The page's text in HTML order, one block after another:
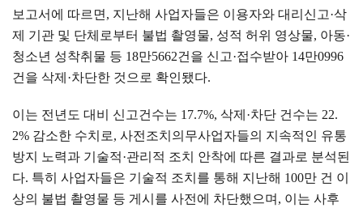
보고서에 따르면 , 지난해 사업자들은 이용자와 대리신고·삭
제 기관 및 단체로부터 불법 촬영물, 성적 허위 영상물, 아동·
청소년 성착취물 등 18만5662건을 신고·접수받아 14만0996
건을 삭제 ·차단한 것으로 확인됐다.
이는 전년도 대비 신고건수는 17.7%, 삭제 ·차단 건수는 22.
2% 감소한 수치로, 사전조치의무사업자들의 지속적인 유통
방지 노력과 기술적·관리적 조치 안착에 따른 결과로 분석된
다. 특히 사업자들은 기술적 조치를 통해 지난해 100만 건 이
상의 불법 촬영물 등 게시를 사전에 차단했으며 , 이는 사후